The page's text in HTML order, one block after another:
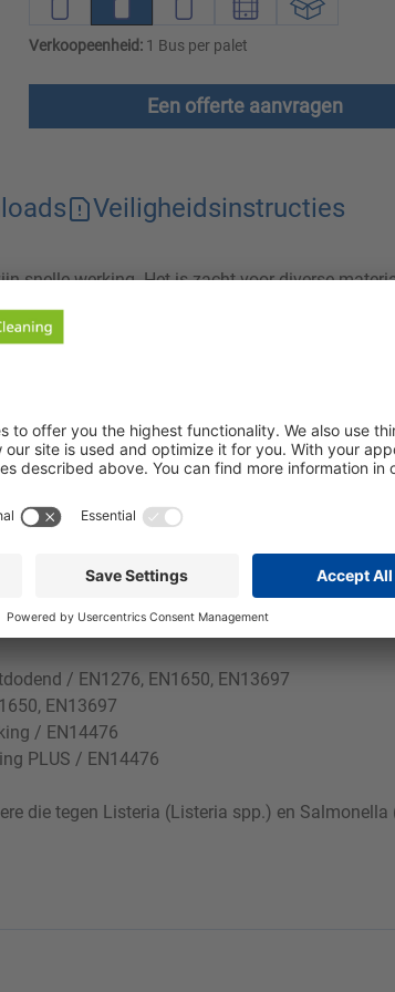
Verkoopeenheid:1 Bus per palet
Een offerte aanvragen
Veiligheidsinstructies
snelle werking. Het is zacht voor diverse
is en een schoon oppervlak achterlaat
gebruikt voor de snelle desinfectie/
en verpakkingsmachines en bottelruimtes).
droogt Tolo-Sept residuvrij op de
op acrylglas.
/ EN1276, EN1650, EN13697
EN13697
/ EN14476
PLUS / EN14476
die tegen Listeria (Listeria spp.) en